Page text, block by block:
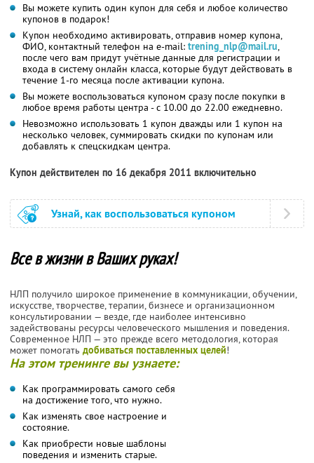
Вы можете купить один купон для себя и любое количество
купонов в подарок!
Купон необходимо активировать, отправив номер купона,
ФИО, контактный телефон на e-mail: trening_nlp@mail.ru,
после чего вам придут учётные данные для регистрации и
входа в систему онлайн класса, которые будут действовать в
течение 1-го месяца после активации купона.
Вы можете воспользоваться купоном сразу после покупки в
любое время работы центра - с 10.00 до 22.00 ежедневно.
Невозможно использовать 1 купон дважды или 1 купон на
несколько человек, суммировать скидки по купонам или
добавлять к спецскидкам центра.
Купон действителен по 16 декабря 2011 включительно
Узнай, как воспользоваться купоном
Все в жизни в Ваших руках!
НЛП получило широкое применение в коммуникации, обучении,
искусстве, творчестве, терапии, бизнесе и организационном
консультировании — везде, где наиболее интенсивно
задействованы ресурсы человеческого мышления и поведения.
Современное НЛП — это прежде всего методология, которая
может помогать добиваться поставленных целей!
На этом тренинге вы узнаете:
Как программировать самого себя
на достижение того, что нужно.
Как изменять свое настроение и
состояние.
Как приобрести новые шаблоны
поведения и изменить старые.